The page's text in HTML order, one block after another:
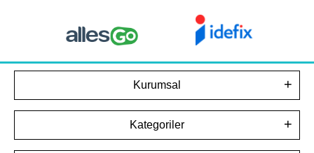
Kurumsal
Kategoriler